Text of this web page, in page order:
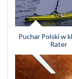
Puchar Polski w
Rater